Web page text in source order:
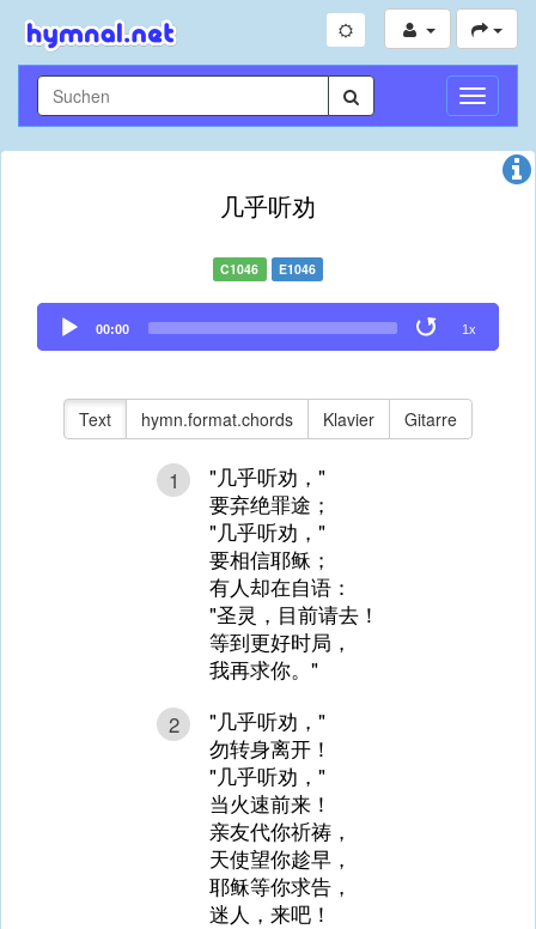
几乎听劝
C1046 E1046
Audio
Player
00:00 1x
Text hymn.format.chords Klavier Gitarre
1
"几乎听劝，"
要弃绝罪途；
"几乎听劝，"
要相信耶稣；
有人却在自语：
"圣灵，目前请去！
等到更好时局，
我再求你。"
2
"几乎听劝，"
勿转身离开！
"几乎听劝，"
当火速前来！
亲友代你祈祷，
天使望你趁早，
耶稣等你求告，
迷人，来吧！